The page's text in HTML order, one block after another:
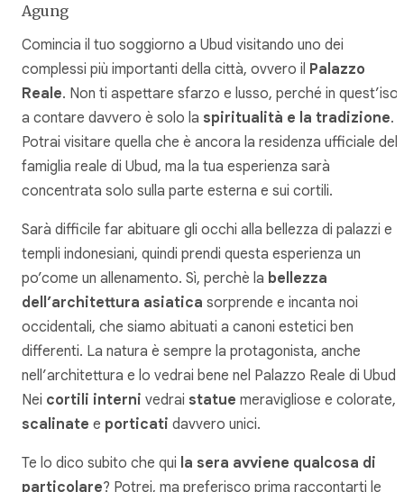
Agung
Comincia il tuo soggiorno a Ubud visitando uno dei
complessi più importanti della città, ovvero il Palazzo
Reale. Non ti aspettare sfarzo e lusso, perché in
a contare davvero è solo la spiritualità e la tradizione.
Potrai visitare quella che è ancora la residenza ufficiale
famiglia reale di Ubud, ma la tua esperienza sarà
concentrata solo sulla parte esterna e sui cortili.
Sarà difficile far abituare gli occhi alla bellezza di palazzi e
templi indonesiani, quindi prendi questa esperienza un
po’come un allenamento. Sì, perchè la bellezza
dell’architettura asiatica sorprende e incanta noi
occidentali, che siamo abituati a canoni estetici ben
differenti. La natura è sempre la protagonista, anche
nell’architettura e lo vedrai bene nel Palazzo Reale di Ubud.
Nei cortili interni vedrai statue meravigliose e colorate,
scalinate e porticati davvero unici.
Te lo dico subito che qui la sera avviene qualcosa di
particolare? Potrei, ma preferisco prima raccontarti le